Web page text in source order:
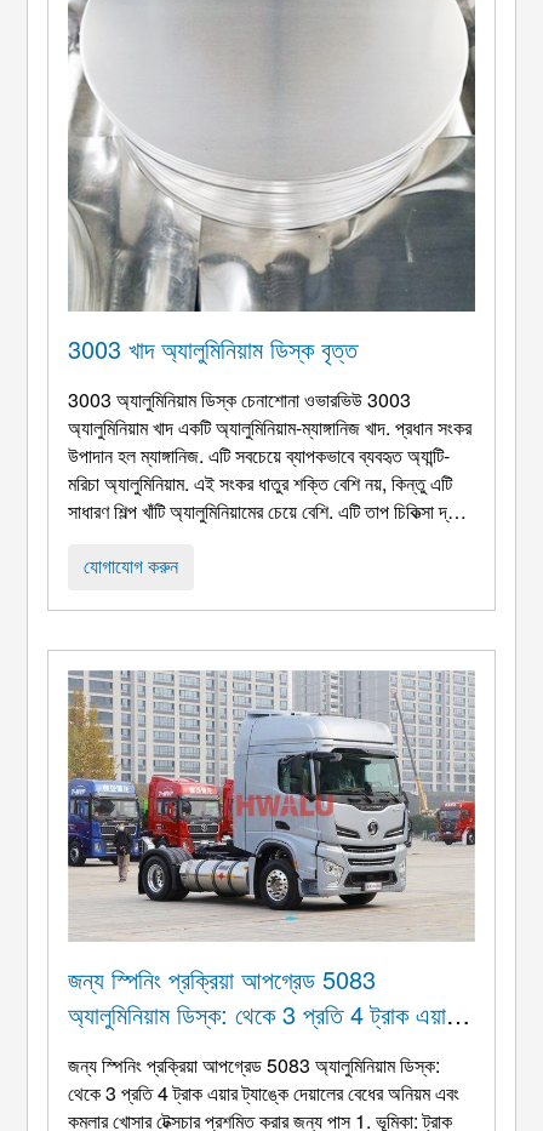
3003 খাদ অ্যালুমিনিয়াম ডিস্ক বৃত্ত
3003 অ্যালুমিনিয়াম ডিস্ক চেনাশোনা ওভারভিউ 3003
অ্যালুমিনিয়াম খাদ একটি অ্যালুমিনিয়াম-ম্যাঙ্গানিজ খাদ. প্রধান সংকর
উপাদান হল ম্যাঙ্গানিজ. এটি সবচেয়ে ব্যাপকভাবে ব্যবহৃত অ্যান্টি-
মরিচা অ্যালুমিনিয়াম. এই সংকর ধাতুর শক্তি বেশি নয়, কিন্তু এটি
সাধারণ শিল্প খাঁটি অ্যালুমিনিয়ামের চেয়ে বেশি. এটি তাপ চিকিত্সা দ্বারা
হয়. এর যান্ত্রিক বৈশিষ্ট্য উন্নত করতে. অ্যালুমিনিয়াম সম্পর্কিত ...
যোগাযোগ করুন
জন্য স্পিনিং প্রক্রিয়া আপগ্রেড 5083
অ্যালুমিনিয়াম ডিস্ক: থেকে 3 প্রতি 4 ট্রাক এয়ার
ট্যাঙ্কে দেয়ালের বেধের অনিয়ম এবং কমলার খোসার
টেক্সচার প্রশমিত করার জন্য পাস
জন্য স্পিনিং প্রক্রিয়া আপগ্রেড 5083 অ্যালুমিনিয়াম ডিস্ক:
থেকে 3 প্রতি 4 ট্রাক এয়ার ট্যাঙ্কে দেয়ালের বেধের অনিয়ম এবং
কমলার খোসার টেক্সচার প্রশমিত করার জন্য পাস 1. ভূমিকা: ট্রাক